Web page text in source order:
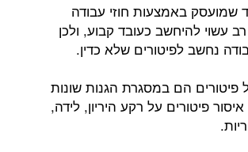
שמועסק באמצעות חוזי עבודה
עשוי להיחשב כעובד קבוע, ולכן
נחשב לפיטורים שלא כדין.
פיטורים הם במסגרת הגנות שונות
פיטורים על רקע היריון, לידה,